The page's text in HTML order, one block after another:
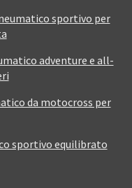
sportivo per
adventure e all-
da motocross per
sportivo equilibrato